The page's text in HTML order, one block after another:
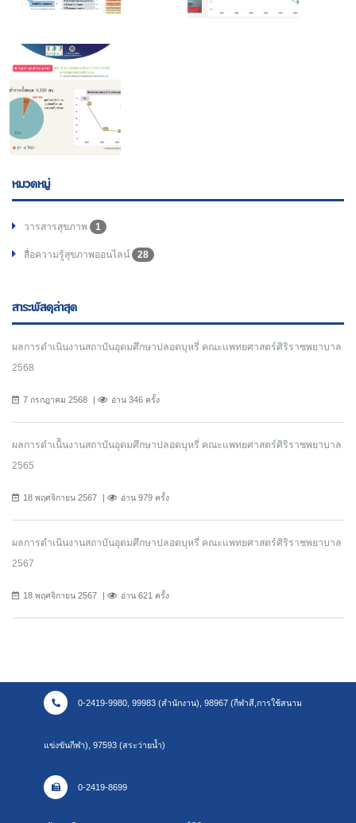
หมวดหมู่
วารสารสุขภาพ 1
สื่อความรู้สุขภาพออนไลน์ 28
สาระพัสดุล่าสุด
ผลการดำเนินงานสถาบันอุดมศึกษาปลอดบุหรี่ คณะแพทยศาสตร์ศิริราชพยาบาล
2568
7 กรกฎาคม 2568 อ่าน 346 ครั้ง
ผลการดำเนิินงานสถาบันอุดมศึกษาปลอดบุหรี่ คณะแพทยศาสตร์ศิริราชพยาบาล
2565
18 พฤศจิกายน 2567 อ่าน 979 ครั้ง
ผลการดำเนินงานสถาบันอุดมศึกษาปลอดบุหรี่ คณะแพทยศาสตร์ศิริราชพยาบาล
2567
18 พฤศจิกายน 2567 อ่าน 621 ครั้ง
0-2419-9980, 99983 (สำนักงาน), 98967 (กีฬาสี,การใช้สนาม
แข่งขันกีฬา), 97593 (สระว่ายน้ำ)
0-2419-8699